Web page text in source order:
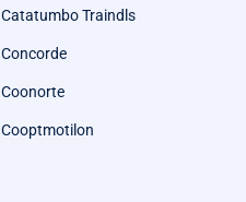
Catatumbo Traindls
Concorde
Coonorte
Cooptmotilon